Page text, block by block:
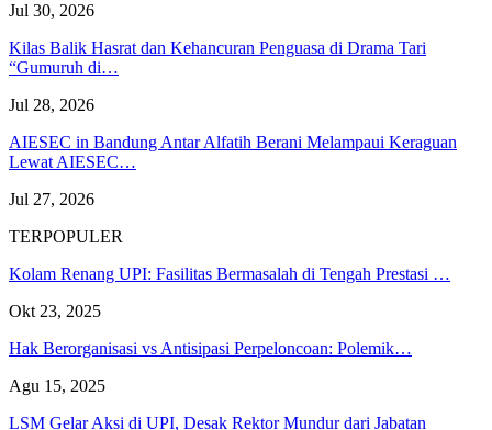
Jul 30, 2026
Kilas Balik Hasrat dan Kehancuran Penguasa di Drama Tari
“Gumuruh di…
Jul 28, 2026
AIESEC in Bandung Antar Alfatih Berani Melampaui Keraguan
Lewat AIESEC…
Jul 27, 2026
TERPOPULER
Kolam Renang UPI: Fasilitas Bermasalah di Tengah Prestasi …
Okt 23, 2025
Hak Berorganisasi vs Antisipasi Perpeloncoan: Polemik…
Agu 15, 2025
LSM Gelar Aksi di UPI, Desak Rektor Mundur dari Jabatan